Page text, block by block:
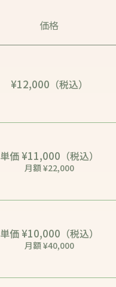
価格
¥12,000 （税込）
単価¥11,000 （税込）
月額 ¥22,000
単価¥10,000 （税込）
月額 ¥40,000